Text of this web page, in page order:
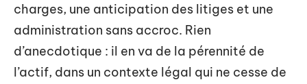
charges, une anticipation des litiges et une
administration sans accroc. Rien
d’anecdotique : il en va de la pérennité de
l’actif, dans un contexte légal qui ne cesse de